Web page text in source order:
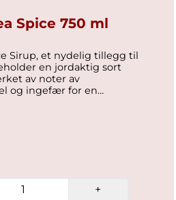
Spice 750 ml
Sirup, et nydelig tillegg til
en jordaktig sort
av noter av
og ingefær for en
- krydret
porsjon
+